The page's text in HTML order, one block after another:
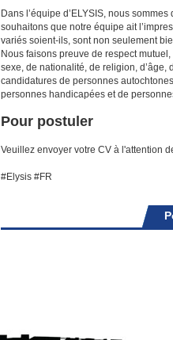
Dans l’équipe d’ELYSIS, nous
souhaitons que notre équipe ait
variés soient-ils, sont non seulement
Nous faisons preuve de respect
sexe, de nationalité, de religion, d’âge,
candidatures de personnes
personnes handicapées et de
Pour postuler
Veuillez envoyer votre CV à l'attention
#Elysis #FR